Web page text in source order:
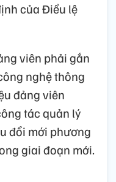
của Điều lệ
viên phải gắn
nghệ thông
đảng viên
tác quản lý
đổi mới phương
giai đoạn mới.